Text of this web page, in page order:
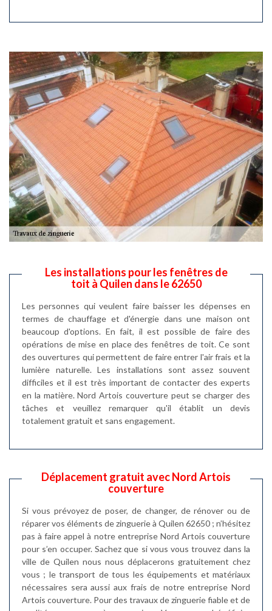
Les installations pour les fenêtres de
toit à Quilen dans le 62650
Les personnes qui veulent faire baisser les dépenses en
termes de chauffage et d'énergie dans une maison ont
beaucoup d'options. En fait, il est possible de faire des
opérations de mise en place des fenêtres de toit. Ce sont
des ouvertures qui permettent de faire entrer l'air frais et la
lumière naturelle. Les installations sont assez souvent
difficiles et il est très important de contacter des experts
en la matière. Nord Artois couverture peut se charger des
tâches et veuillez remarquer qu'il établit un devis
totalement gratuit et sans engagement.
Déplacement gratuit avec Nord Artois
couverture
Si vous prévoyez de poser, de changer, de rénover ou de
réparer vos éléments de zinguerie à Quilen 62650 ; n’hésitez
pas à faire appel à notre entreprise Nord Artois couverture
pour s’en occuper. Sachez que si vous vous trouvez dans la
ville de Quilen nous nous déplacerons gratuitement chez
vous ; le transport de tous les équipements et matériaux
nécessaires sera aussi aux frais de notre entreprise Nord
Artois couverture. Pour des travaux de zinguerie fiable et de